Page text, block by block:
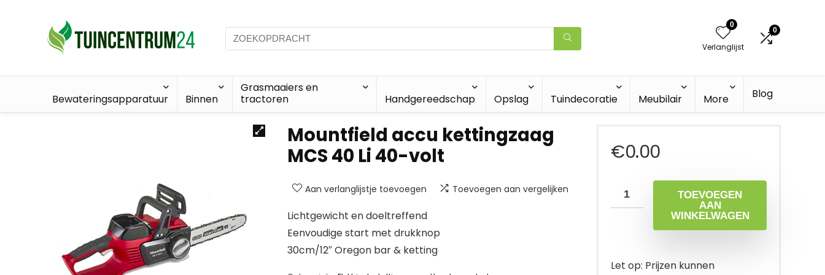
0
Verlanglijst
0
Bewateringsapparatuur Binnen
Grasmaaiers en
tractoren
Handgereedschap Opslag Tuindecoratie Meubilair More Blog
Mountfield accu kettingzaag
MCS 40 Li 40-volt
Aan verlanglijstje toevoegen Toevoegen aan vergelijken
Lichtgewicht en doeltreffend
Eenvoudige start met drukknop
30cm/12″ Oregon bar & ketting
€0.00
TOEVOEGEN
AAN
WINKELWAGEN
Let op: Prijzen kunnen